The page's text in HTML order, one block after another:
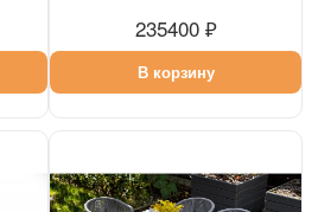
235400 ₽
В корзину